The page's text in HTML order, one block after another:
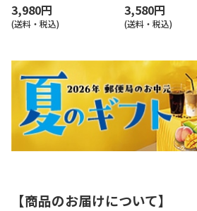
3,980円
(送料・税込)
3,580円
(送料・税込)
【商品のお届けについて】